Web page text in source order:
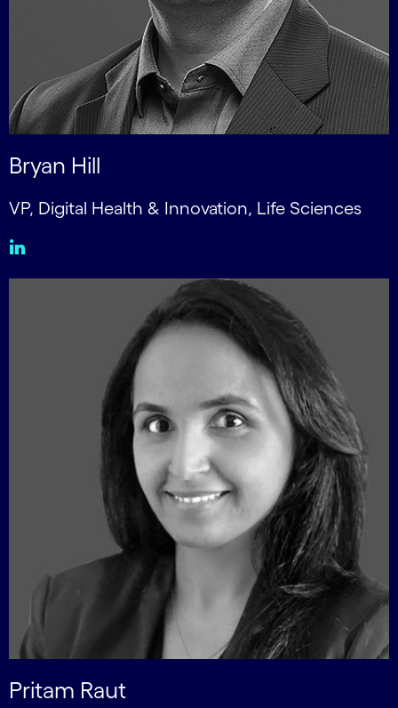
Bryan Hill
VP, Digital Health & Innovation, Life Sciences
Pritam Raut